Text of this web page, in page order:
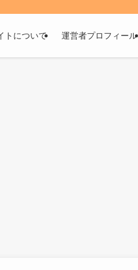
トについて 運営者プロフィール